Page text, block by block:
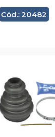
Cód.: 20482